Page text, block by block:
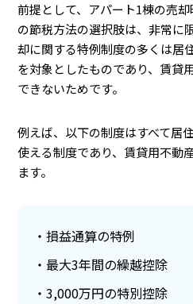
前提として、アパート1棟の売
の節税方法の選択肢は、非常に
却に関する特例制度の多くは居
を対象としたものであり、賃貸
できないためです。
例えば、以下の制度はすべて居
使える制度であり、賃貸用不動
ます。
損益通算の特例
最大3年間の繰越控除
3,000万円の特別控除